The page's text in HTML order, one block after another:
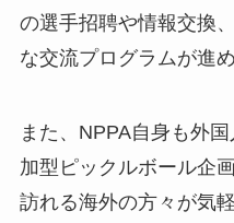
の選手招聘や情報交換
な交流プログラムが進
また、NPPA自身も外
加型ピックルボール企
訪れる海外の方々が気